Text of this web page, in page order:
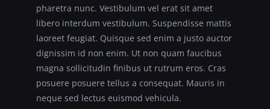
pharetra nunc. Vestibulum vel erat sit amet
libero interdum vestibulum. Suspendisse mattis
laoreet feugiat. Quisque sed enim a justo auctor
dignissim id non enim. Ut non quam faucibus
magna sollicitudin finibus ut rutrum eros. Cras
posuere posuere tellus a consequat. Mauris in
neque sed lectus euismod vehicula.